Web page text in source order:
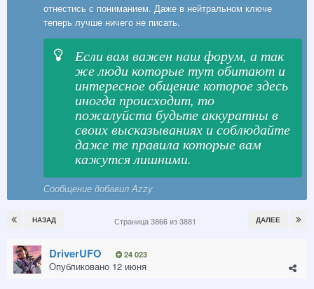
отнестись с пониманием. Даже в нейтральном ключе
теперь лучше ничего не писать.
Если вам важен наш форум, а так
же люди которые тут обитают и
интересное общение которое здесь
иногда происходит, то
пожалуйста будьте аккуратны в
своих высказываниях и соблюдайте
даже те правила которые вам
кажутся лишними.
Сообщение добавил Azzy
НАЗАД ДАЛЕЕ
Страница 3866 из 3881
DriverUFO 24 023
Опубликовано 12 июня